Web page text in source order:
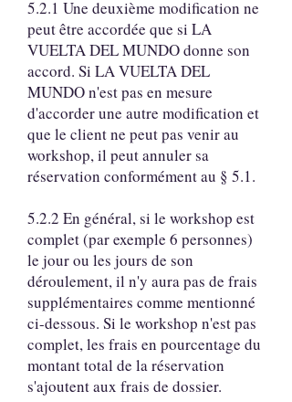
5.2.1 Une deuxième modification ne
peut être accordée que si LA
VUELTA DEL MUNDO donne son
accord. Si LA VUELTA DEL
MUNDO n'est pas en mesure
d'accorder une autre modification et
que le client ne peut pas venir au
workshop, il peut annuler sa
réservation conformément au § 5.1.
5.2.2 En général, si le workshop est
complet (par exemple 6 personnes)
le jour ou les jours de son
déroulement, il n'y aura pas de frais
supplémentaires comme mentionné
ci-dessous. Si le workshop n'est pas
complet, les frais en pourcentage du
montant total de la réservation
s'ajoutent aux frais de dossier.